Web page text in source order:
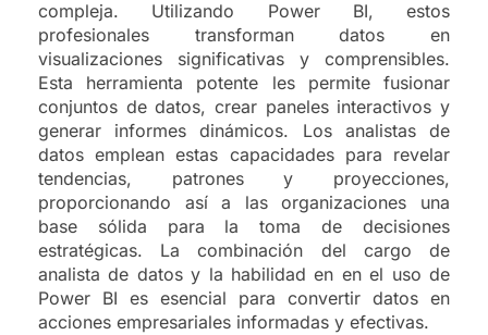
compleja. Utilizando Power BI, estos
profesionales transforman datos en
visualizaciones significativas y comprensibles.
Esta herramienta potente les permite fusionar
conjuntos de datos, crear paneles interactivos y
generar informes dinámicos. Los analistas de
datos emplean estas capacidades para revelar
tendencias, patrones y proyecciones,
proporcionando así a las organizaciones una
base sólida para la toma de decisiones
estratégicas. La combinación del cargo de
analista de datos y la habilidad en en el uso de
Power BI es esencial para convertir datos en
acciones empresariales informadas y efectivas.